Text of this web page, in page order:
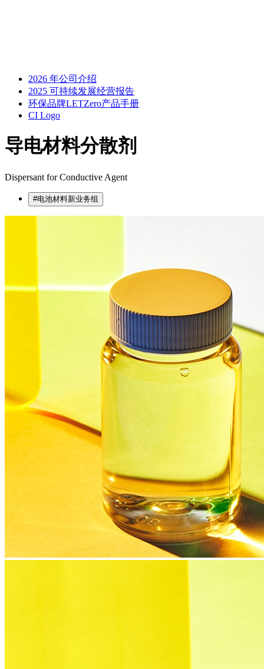
2026 年公司介绍
2025 可持续发展经营报告
环保品牌LETZero产品手册
CI Logo
导电材料分散剂
Dispersant for Conductive Agent
#电池材料新业务组